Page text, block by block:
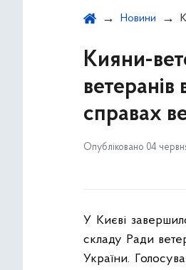
Новини
Кияни-
ветеранів
справах
Опубліковано 04
У Києві
складу Ради
України.